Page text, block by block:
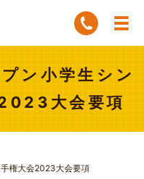
ン小学生シン
大会要項
権大会2023大会要項